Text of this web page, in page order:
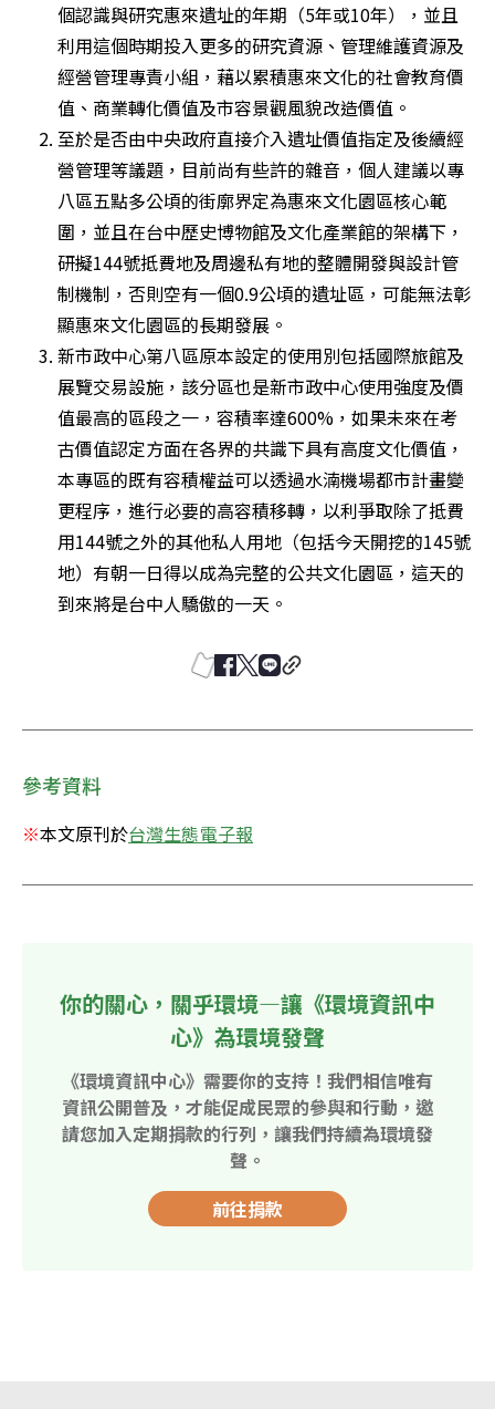
個認識與研究惠來遺址的年期（5年或10年），並且
利用這個時期投入更多的研究資源、管理維護資源及
經營管理專責小組，藉以累積惠來文化的社會教育價
值、商業轉化價值及市容景觀風貌改造價值。
至於是否由中央政府直接介入遺址價值指定及後續經
營管理等議題，目前尚有些許的雜音，個人建議以專
八區五點多公頃的街廓界定為惠來文化園區核心範
圍，並且在台中歷史博物館及文化產業館的架構下，
研擬144號抵費地及周邊私有地的整體開發與設計管
制機制，否則空有一個0.9公頃的遺址區，可能無法彰
顯惠來文化園區的長期發展。
新市政中心第八區原本設定的使用別包括國際旅館及
展覽交易設施，該分區也是新市政中心使用強度及價
值最高的區段之一，容積率達600%，如果未來在考
古價值認定方面在各界的共識下具有高度文化價值，
本專區的既有容積權益可以透過水湳機場都市計畫變
更程序，進行必要的高容積移轉，以利爭取除了抵費
用144號之外的其他私人用地（包括今天開挖的145號
地）有朝一日得以成為完整的公共文化園區，這天的
到來將是台中人驕傲的一天。
參考資料
※本文原刊於台灣生態電子報
你的關心，關乎環境—讓《環境資訊中
心》為環境發聲
《環境資訊中心》需要你的支持！我們相信唯有
資訊公開普及，才能促成民眾的參與和行動，邀
請您加入定期捐款的行列，讓我們持續為環境發
聲。
前往捐款